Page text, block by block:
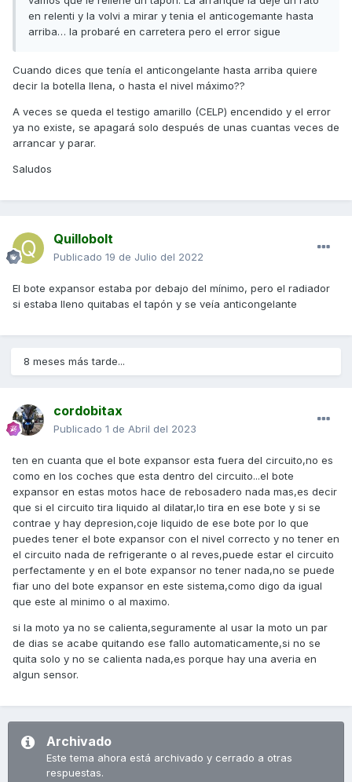
en relenti y la volvi a mirar y tenia el anticogemante hasta
arriba… la probaré en carretera pero el error sigue
Cuando dices que tenía el anticongelante hasta arriba quiere
decir la botella llena, o hasta el nivel máximo??
A veces se queda el testigo amarillo (CELP) encendido y el error
ya no existe, se apagará solo después de unas cuantas veces de
arrancar y parar.
Saludos
Quillobolt
Publicado 19 de Julio del 2022
El bote expansor estaba por debajo del mínimo, pero el radiador
si estaba lleno quitabas el tapón y se veía anticongelante
8 meses más tarde...
cordobitax
Publicado 1 de Abril del 2023
ten en cuanta que el bote expansor esta fuera del circuito,no es
como en los coches que esta dentro del circuito...el bote
expansor en estas motos hace de rebosadero nada mas,es decir
que si el circuito tira liquido al dilatar,lo tira en ese bote y si se
contrae y hay depresion,coje liquido de ese bote por lo que
puedes tener el bote expansor con el nivel correcto y no tener en
el circuito nada de refrigerante o al reves,puede estar el circuito
perfectamente y en el bote expansor no tener nada,no se puede
fiar uno del bote expansor en este sistema,como digo da igual
que este al minimo o al maximo.
si la moto ya no se calienta,seguramente al usar la moto un par
de dias se acabe quitando ese fallo automaticamente,si no se
quita solo y no se calienta nada,es porque hay una averia en
algun sensor.
Archivado
Este tema ahora está archivado y cerrado a otras
respuestas.